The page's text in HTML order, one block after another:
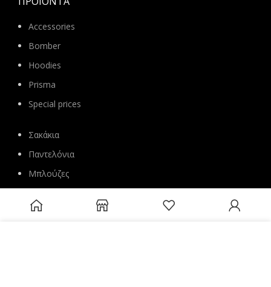
Accessories
Bomber
Hoodies
Prisma
Special prices
Σακάκια
Παντελόνια
Μπλούζες
Ζακέτες